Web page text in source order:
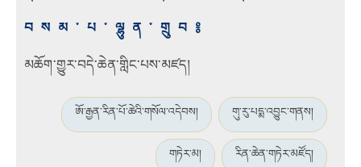
བསམ་པ་ལྷུན་གྲུབ༔
མཆོག་གྱུར་བདེ་ཆེན་གླིང་པས་མཛད།
ཨོ་རྒྱན་རིན་པོ་ཆེའི་གསོལ་འདེབས། གུ་རུ་པདྨ་འབྱུང་གནས།
གཏེར་མ། རིན་ཆེན་གཏེར་མཛོད།